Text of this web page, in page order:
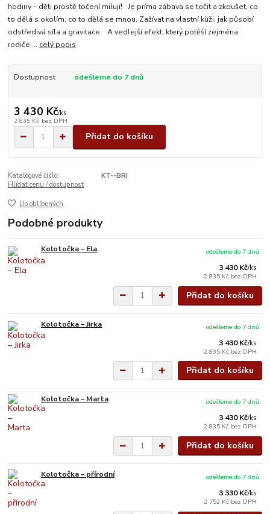
hodiny – děti prostě točení milují! Je príma zábava se točit a zkoušet, co
to dělá s okolím, co to dělá se mnou. Zažívat na vlastní kůži, jak působí
odstředivá síla a gravitace. A vedlejší efekt, který potěší zejména
rodiče:... celý popis
Dostupnost odešleme do 7 dnů
3 430 Kč/ks
2 835 Kč bez DPH
Přidat do košíku
Katalogové číslo:
KT--BRI
Hlídat cenu / dostupnost
Do oblíbených
Podobné produkty
Kolotočka – Ela
3 430 Kč/ks
2 835 Kč bez DPH
odešleme do 7 dnů
Přidat do košíku
Kolotočka – Jirka
3 430 Kč/ks
2 835 Kč bez DPH
odešleme do 7 dnů
Přidat do košíku
Kolotočka – Marta
3 430 Kč/ks
2 835 Kč bez DPH
odešleme do 7 dnů
Přidat do košíku
Kolotočka – přírodní
3 330 Kč/ks
2 752 Kč bez DPH
odešleme do 7 dnů